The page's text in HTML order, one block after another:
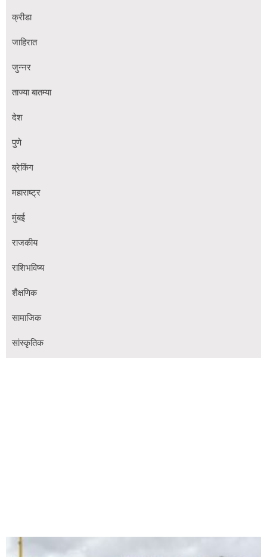
क्रीडा
जाहिरात
जुन्नर
ताज्या बातम्या
देश
पुणे
ब्रेकिंग
महाराष्ट्र
मुंबई
राजकीय
राशिभविष्य
शैक्षणिक
सामाजिक
सांस्कृतिक